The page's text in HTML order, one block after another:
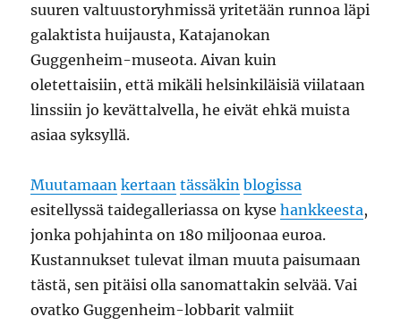
suuren valtuustoryhmissä yritetään runnoa läpi
galaktista huijausta, Katajanokan
Guggenheim-museota. Aivan kuin
oletettaisiin, että mikäli helsinkiläisiä viilataan
linssiin jo kevättalvella, he eivät ehkä muista
asiaa syksyllä.
Muutamaan kertaan tässäkin blogissa
esitellyssä taidegalleriassa on kysehankkeesta,
jonka pohjahinta on 180 miljoonaa euroa.
Kustannukset tulevat ilman muuta paisumaan
tästä, sen pitäisi olla sanomattakin selvää. Vai
ovatko Guggenheim-lobbarit valmiit